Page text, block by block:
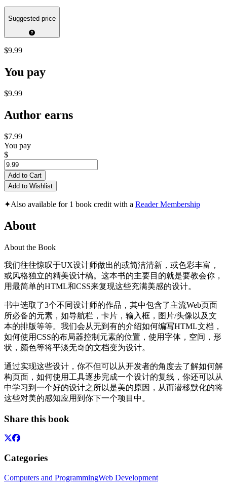
Suggested price
$9.99
You pay
$9.99
Author earns
$7.99
You pay
$
Add to Cart
Add to Wishlist
✦Also available for 1 book credit with a Reader Membership
About
About the Book
我们往往惊叹于UX设计师做出的或简洁清新，或色彩丰富，
或风格独立的精美设计稿。这本书的主要目的就是要教会你，
用最简单的HTML和CSS来复现这些充满美感的设计。
书中选取了3个不同设计师的作品，其中包含了主流Web页面
所必备的元素，如导航栏，卡片，输入框，图片/头像以及文
本的排版等等。我们会从无到有的介绍如何编写HTML文档，
如何使用CSS的布局器控制元素的位置，使用字体，空间，形
状，颜色等将平淡无奇的文档变为设计。
通过实现这些设计，你不但可以从开发者的角度去了解如何解
构页面，如何使用工具逐步完成一个设计的复线，你还可以从
中学习到一个好的设计之所以是美的原因，从而潜移默化的将
这些对美的感知应用到你下一个项目中。
Share this book
Categories
Computers and ProgrammingWeb Development